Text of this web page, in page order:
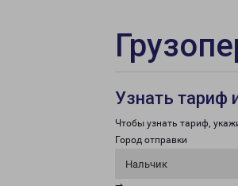
Узнать тариф
Чтобы узнать тариф,
Город отправки
Нальчик